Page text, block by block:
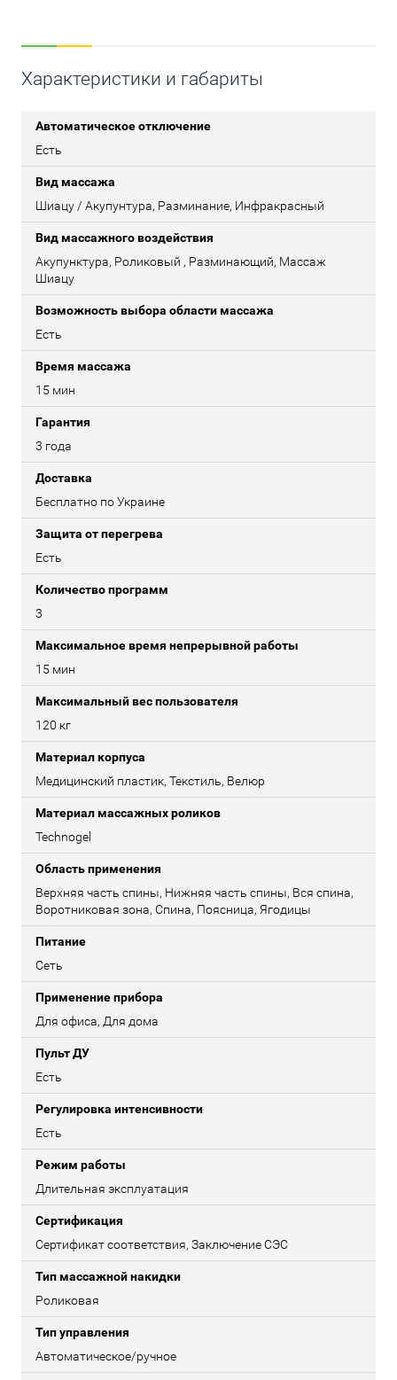
Характеристики и габариты
Автоматическое отключение
Есть
Вид массажа
Шиацу / Акупунтура, Разминание, Инфракрасный
Вид массажного воздействия
Акупунктура, Роликовый , Разминающий, Массаж
Шиацу
Возможность выбора области массажа
Есть
Время массажа
15 мин
Гарантия
3 года
Доставка
Бесплатно по Украине
Защита от перегрева
Есть
Количество программ
3
Максимальное время непрерывной работы
15 мин
Максимальный вес пользователя
120 кг
Материал корпуса
Медицинский пластик, Текстиль, Велюр
Материал массажных роликов
Technogel
Область применения
Верхняя часть спины, Нижняя часть спины, Вся спина,
Воротниковая зона, Спина, Поясница, Ягодицы
Питание
Сеть
Применение прибора
Для офиса, Для дома
Пульт ДУ
Есть
Регулировка интенсивности
Есть
Режим работы
Длительная эксплуатация
Сертификация
Сертификат соответствия, Заключение СЭС
Тип массажной накидки
Роликовая
Тип управления
Автоматическое/ручное